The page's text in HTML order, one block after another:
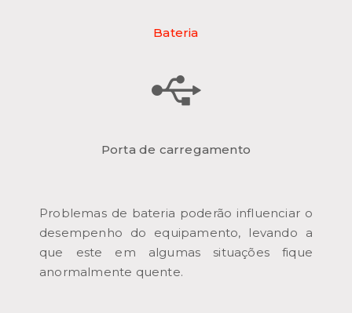
Bateria
Porta de carregamento
Problemas de bateria poderão influenciar o
desempenho do equipamento, levando a
que este em algumas situações fique
anormalmente quente.